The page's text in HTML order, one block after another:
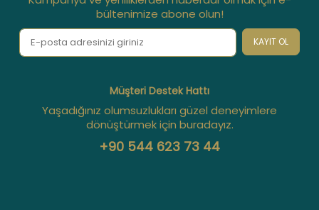
bültenimize abone olun!
KAYIT OL
Müşteri Destek Hattı
Yaşadığınız olumsuzlukları güzel deneyimlere
dönüştürmek için buradayız.
+90 544 623 73 44